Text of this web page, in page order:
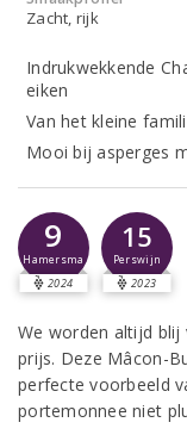
Zacht, rijk
Indrukwekkende
eiken
Van het kleine
Mooi bij asperges
9
Hamersma
2024
15
Perswijn
2023
We worden altijd blij
prijs. Deze Mâcon-
perfecte voorbeeld
portemonnee niet